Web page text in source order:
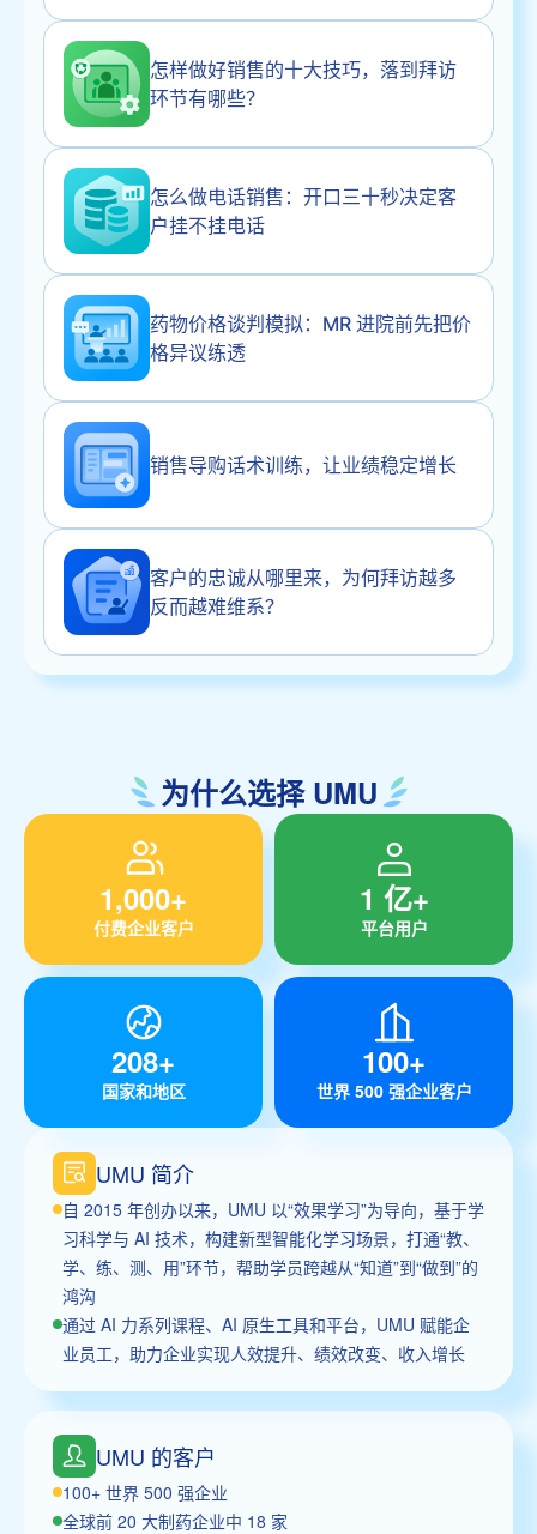
怎样做好销售的十大技巧，落到拜访
环节有哪些？
怎么做电话销售：开口三十秒决定客
户挂不挂电话
药物价格谈判模拟：MR 进院前先把价
格异议练透
销售导购话术训练，让业绩稳定增长
客户的忠诚从哪里来，为何拜访越多
反而越难维系？
为什么选择 UMU
1,000+
付费企业客户
1 亿+
平台用户
208+
国家和地区
100+
世界 500 强企业客户
UMU 简介
自 2015 年创办以来，UMU 以“效果学习”为导向，基于学
习科学与 AI 技术，构建新型智能化学习场景，打通“教、
学、练、测、用”环节，帮助学员跨越从“知道”到“做到”的
鸿沟
通过 AI 力系列课程、AI 原生工具和平台，UMU 赋能企
业员工，助力企业实现人效提升、绩效改变、收入增长
UMU 的客户
100+ 世界 500 强企业
全球前 20 大制药企业中 18 家